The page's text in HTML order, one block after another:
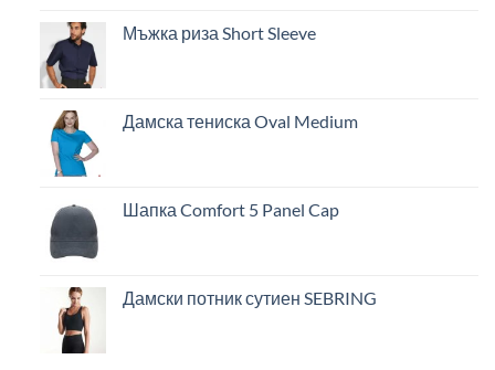
Мъжка риза Short Sleeve
Дамска тениска Oval Medium
Шапка Comfort 5 Panel Cap
Дамски потник сутиен SEBRING